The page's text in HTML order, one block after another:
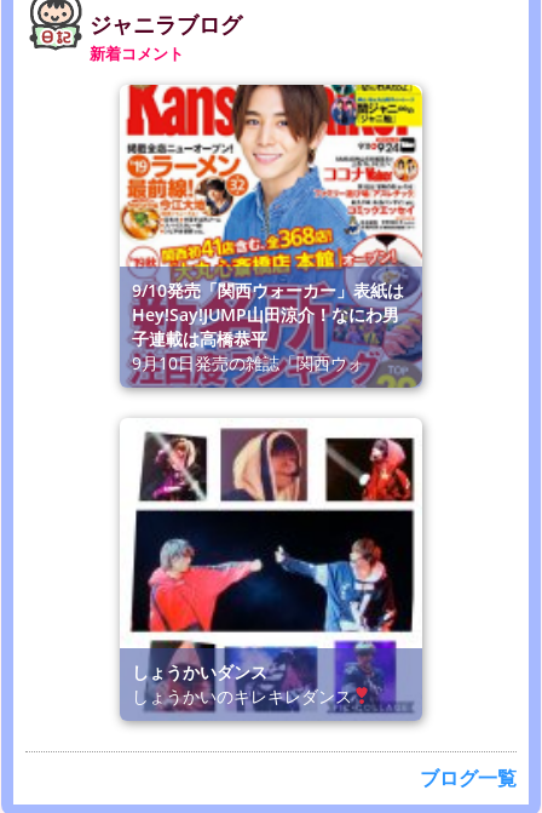
ジャニラブログ
新着コメント
9/10発売「関西ウォーカー」表紙は
Hey!Say!JUMP山田涼介！なにわ男
子連載は高橋恭平
9月10日発売の雑誌「関西ウォ
しょうかいダンス
しょうかいのキレキレダンス
ブログ一覧